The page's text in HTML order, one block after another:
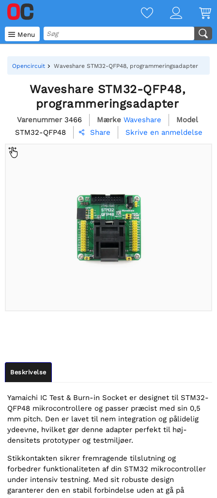
 Menu
Opencircuit Waveshare STM32-QFP48, programmeringsadapter
Waveshare STM32-QFP48,
programmeringsadapter
Varenummer 3466 Mærke Waveshare
Model
STM32-QFP48
 Share Skrive en anmeldelse
Beskrivelse
Yamaichi IC Test & Burn-in Socket er designet til STM32-
QFP48 mikrocontrollere og passer præcist med sin 0,5
mm pitch. Den er lavet til nem integration og pålidelig
ydeevne, hvilket gør denne adapter perfekt til høj-
densitets prototyper og testmiljøer.
Stikkontakten sikrer fremragende tilslutning og
forbedrer funktionaliteten af din STM32 mikrocontroller
under intensiv testning. Med sit robuste design
garanterer den en stabil forbindelse uden at gå på